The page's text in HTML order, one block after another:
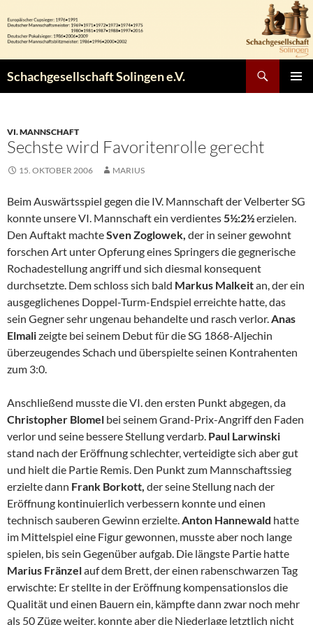
Inhalt
springen
Schachgesellschaft Solingen e.V.
VI. MANNSCHAFT
Sechste wird Favoritenrolle gerecht
15. OKTOBER 2006 MARIUS
Beim Auswärtsspiel gegen die IV. Mannschaft der Velberter SG
konnte unsere VI. Mannschaft ein verdientes5½:2½erzielen.
Den Auftakt machteSven Zoglowek, der in seiner gewohnt
forschen Art unter Opferung eines Springers die gegnerische
Rochadestellung angriff und sich diesmal konsequent
durchsetzte. Dem schloss sich bald Markus Malkeitan, der ein
ausgeglichenes Doppel-Turm-Endspiel erreichte hatte, das
sein Gegner sehr ungenau behandelte und rasch verlor.Anas
Elmalizeigte bei seinem Debut für die SG 1868-Aljechin
überzeugendes Schach und überspielte seinen Kontrahenten
zum 3:0.
Anschließend musste die VI. den ersten Punkt abgegen, da
Christopher Blomel bei seinem Grand-Prix-Angriff den Faden
verlor und seine bessere Stellung verdarb. Paul Larwinski
stand nach der Eröffnung schlechter, verteidigte sich aber gut
und hielt die Partie Remis. Den Punkt zum Mannschaftssieg
erzielte dann Frank Borkott, der seine Stellung nach der
Eröffnung kontinuierlich verbessern konnte und einen
technisch sauberen Gewinn erzielte.Anton Hannewald hatte
im Mittelspiel eine Figur gewonnen, musste aber noch lange
spielen, bis sein Gegenüber aufgab. Die längste Partie hatte
Marius Fränzelauf dem Brett,der einen rabenschwarzen Tag
erwischte: Er stellte in der Eröffnung kompensationslos die
Qualität und einen Bauern ein, kämpfte dann zwar noch mehr
als 50 Züge weiter, konnte aber die Niederlage letztlich nicht